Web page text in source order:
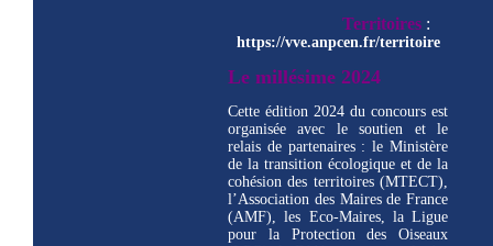
Territoires :
https://vve.anpcen.fr/territoire
Le millésime 2024
Cette édition 2024 du concours est
organisée avec le soutien et le
relais de partenaires : le Ministère
de la transition écologique et de la
cohésion des territoires (MTECT),
l’Association des Maires de France
(AMF), les Eco-Maires, la Ligue
pour la Protection des Oiseaux